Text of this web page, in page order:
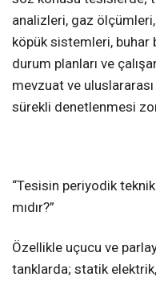
analizleri, gaz ölçümleri,
köpük sistemleri, buhar
durum planları ve
mevzuat ve
sürekli denetlenmesi
“Tesisin periyodik
mıdır?”
Özellikle uçucu ve
tanklarda; statik elektrik,